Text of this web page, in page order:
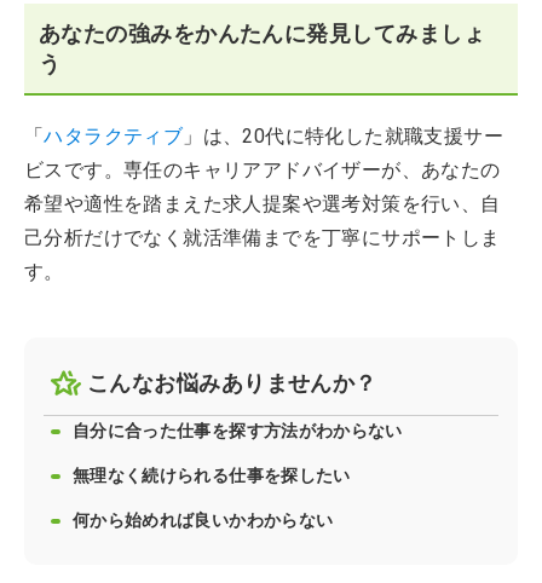
あなたの強みをかんたんに発見してみましょ
う
「ハタラクティブ 」は、20代に特化した就職支援サー
ビスです。専任のキャリアアドバイザーが、あなたの
希望や適性を踏まえた求人提案や選考対策を行い、自
己分析だけでなく就活準備までを丁寧にサポートしま
す。
こんなお悩みありませんか？
自分に合った仕事を探す方法がわからない
無理なく続けられる仕事を探したい
何から始めれば良いかわからない